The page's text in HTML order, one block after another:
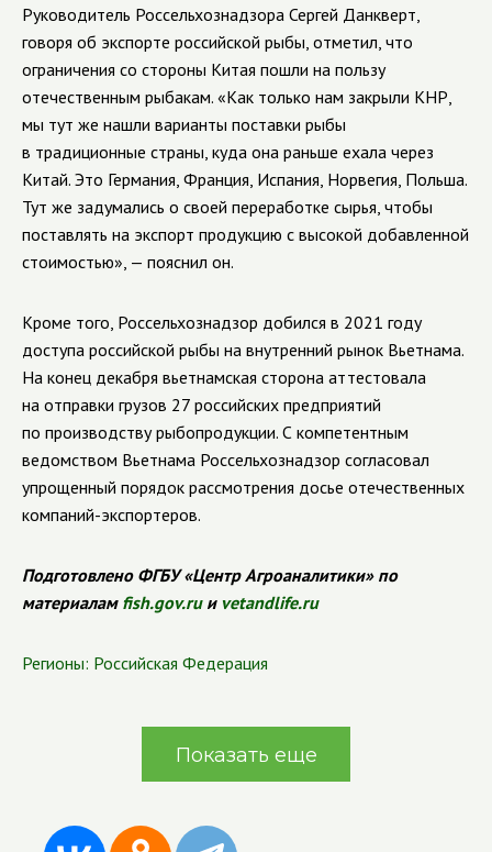
Руководитель Россельхознадзора Сергей Данкверт,
говоря об экспорте российской рыбы, отметил, что
ограничения со стороны Китая пошли на пользу
отечественным рыбакам. «Как только нам закрыли КНР,
мы тут же нашли варианты поставки рыбы
в традиционные страны, куда она раньше ехала через
Китай. Это Германия, Франция, Испания, Норвегия, Польша.
Тут же задумались о своей переработке сырья, чтобы
поставлять на экспорт продукцию с высокой добавленной
стоимостью», — пояснил он.
Кроме того, Россельхознадзор добился в 2021 году
доступа российской рыбы на внутренний рынок Вьетнама.
На конец декабря вьетнамская сторона аттестовала
на отправки грузов 27 российских предприятий
по производству рыбопродукции. С компетентным
ведомством Вьетнама Россельхознадзор согласовал
упрощенный порядок рассмотрения досье отечественных
компаний-экспортеров.
Подготовлено ФГБУ «Центр Агроаналитики» по
материалам fish.gov.ruи vetandlife.ru
Регионы: Российская Федерация
Показать еще